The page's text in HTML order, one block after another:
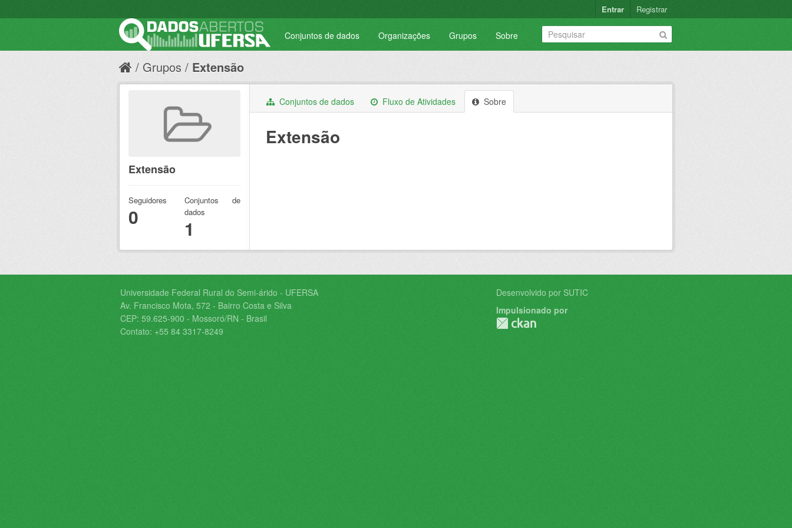
Entrar Registrar
Conjuntos de dados Organizações Grupos Sobre
Grupos Extensão
Conjuntos de dados Fluxo de Atividades Sobre
Extensão
Extensão
Seguidores
0
Conjuntos de
dados
1
Universidade Federal Rural do Semi-árido - UFERSA
Av. Francisco Mota, 572 - Bairro Costa e Silva
CEP: 59.625-900 - Mossoró/RN - Brasil
Contato: +55 84 3317-8249
Desenvolvido por SUTIC
Impulsionado por